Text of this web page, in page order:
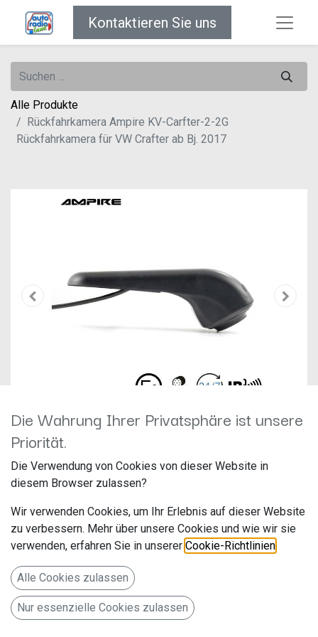
Kontaktieren Sie uns
Alle Produkte
Rückfahrkamera Ampire KV-Carfter-2-2G
Rückfahrkamera für VW Crafter ab Bj. 2017
Rückfahrkamera Ampire KV-
Carfter-2-2G Rückfahrkamera
für VW Crafter ab Bj. 2017
Hersteller: Ampire
Artikelnummer: KV-Crafter-2-2G
Langwadener Str. 60
Die Wahrung Ihrer Privatsphäre ist unsere
Priorität.
Die Verwendung von Cookies von dieser Website in
diesem Browser zulassen?
Wir verwenden Cookies, um Ihr Erlebnis auf dieser Website
zu verbessern. Mehr über unsere Cookies und wie wir sie
verwenden, erfahren Sie in unserer Cookie-Richtlinien
Alle Cookies zulassen
Nur essenzielle Cookies zulassen